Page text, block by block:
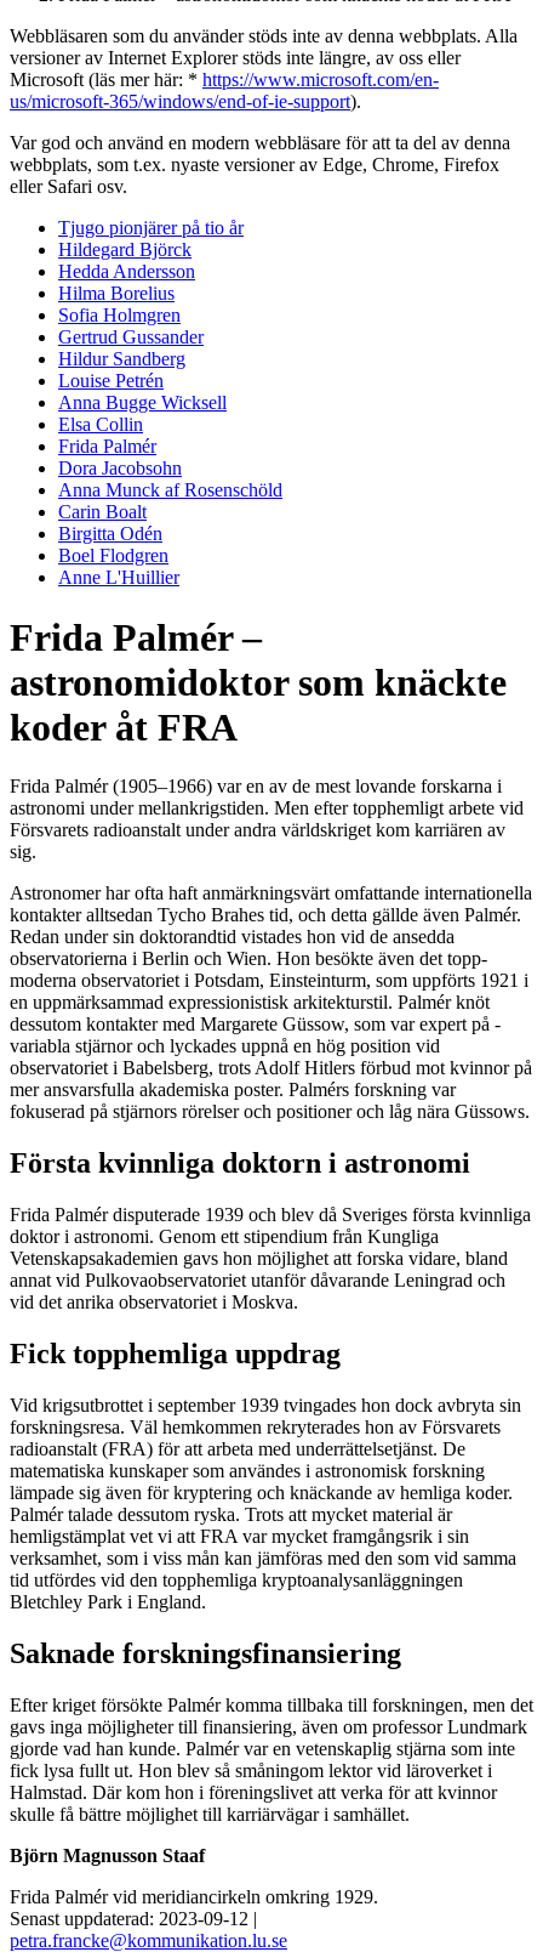
Webbläsaren som du använder stöds inte av denna webbplats. Alla
versioner av Internet Explorer stöds inte längre, av oss eller
Microsoft (läs mer här: * https://www.microsoft.com/en-
us/microsoft-365/windows/end-of-ie-support).
Var god och använd en modern webbläsare för att ta del av denna
webbplats, som t.ex. nyaste versioner av Edge, Chrome, Firefox
eller Safari osv.
Tjugo pionjärer på tio år
Hildegard Björck
Hedda Andersson
Hilma Borelius
Sofia Holmgren
Gertrud Gussander
Hildur Sandberg
Louise Petrén
Anna Bugge Wicksell
Elsa Collin
Frida Palmér
Dora Jacobsohn
Anna Munck af Rosenschöld
Carin Boalt
Birgitta Odén
Boel Flodgren
Anne L'Huillier
Frida Palmér –
astronomidoktor som knäckte
koder åt FRA
Frida Palmér (1905–1966) var en av de mest lovande forskarna i
astronomi under mellankrigstiden. Men efter topphemligt arbete vid
Försvarets radioanstalt under andra världskriget kom karriären av
sig.
Astronomer har ofta haft anmärkningsvärt omfattande internationella
kontakter alltsedan Tycho ­Brahes tid, och detta gällde även Palmér.
Redan under sin doktorandtid vistades hon vid de ansedda
observatorierna i Berlin och Wien. Hon besökte även det topp­
moderna observatoriet i Potsdam, ­Einsteinturm, som uppförts 1921 i
en uppmärksammad ­expressionistisk arkitekturstil. Palmér knöt
dessutom kontakter med ­Margarete Güssow, som var expert på ­
variabla stjärnor och lyckades uppnå en hög ­position vid
observatoriet i Babelsberg, trots Adolf Hitlers förbud mot kvinnor på
mer ansvarsfulla akademiska poster. ­Palmérs forskning var
fokuserad på stjärnors rörelser och positioner och låg nära ­Güssows.
Första kvinnliga doktorn i astronomi
Frida Palmér disputerade 1939 och blev då Sveriges första kvinnliga
doktor i astronomi. Genom ett stipendium från Kungliga
Vetenskapsakademien gavs hon möjlighet att forska vidare, bland
annat vid Pulkova­observatoriet utanför dåvarande Leningrad och
vid det ­anrika observatoriet i Moskva.
Fick topphemliga uppdrag
Vid krigsutbrottet i september 1939 tvingades hon dock avbryta sin
forskningsresa. Väl hemkommen rekryterades hon av Försvarets
radioanstalt (FRA) för att arbeta med under­rättelsetjänst. De
matematiska kunskaper som användes i astronomisk forskning
lämpade sig även för kryptering och knäckande av hemliga koder.
Palmér talade dessutom ryska. Trots att mycket material är
hemligstämplat vet vi att FRA var mycket framgångsrik i sin
verksamhet, som i viss mån kan jämföras med den som vid samma
tid utfördes vid den topphemliga kryptoanalysanläggningen
Bletchley Park i England.
Saknade forskningsfinansiering
Efter kriget försökte Palmér komma tillbaka till forskningen, men det
gavs inga möjligheter till finansiering, även om professor Lundmark
gjorde vad han kunde. Palmér var en vetenskaplig stjärna som inte
fick lysa fullt ut. Hon blev så småningom lektor vid läroverket i
Halmstad. Där kom hon i föreningslivet att ­verka för att kvinnor
skulle få bättre ­möjlighet till karriärvägar i samhället.
Björn Magnusson Staaf
Frida Palmér vid meridiancirkeln omkring 1929.
Senast uppdaterad: 2023-09-12 |
petra.francke@kommunikation.lu.se